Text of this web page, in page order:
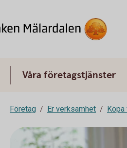
Våra företagstjänster
Företag Er verksamhet